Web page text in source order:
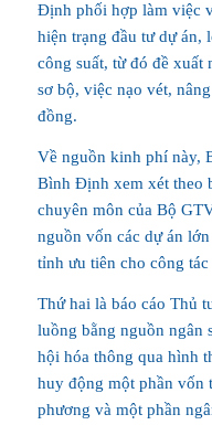
Định phối hợp làm việc
hiện trạng đầu tư dự án,
công suất, từ đó đề xuất
sơ bộ, việc nạo vét,
đồng.
Về nguồn kinh phí này,
Bình Định xem xét theo
chuyên môn của Bộ
nguồn vốn các dự án
tỉnh ưu tiên cho công tác
Thứ hai là báo cáo Thủ
luồng bằng nguồn ngân
hội hóa thông qua hình
huy động một phần vốn
phương và một phần